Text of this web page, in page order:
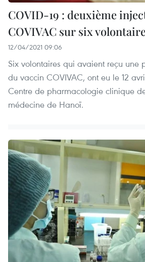
COVID-19 : deuxième
COVIVAC sur six
12/04/2021 09:06
Six volontaires qui avaient reçu une
du vaccin COVIVAC, ont eu le 12
Centre de pharmacologie clinique
médecine de Hanoï.